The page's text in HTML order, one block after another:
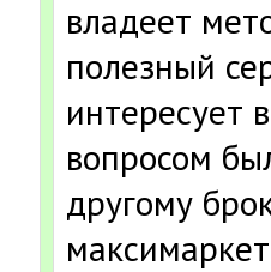
владеет
полезный
интересует
вопросом
другому